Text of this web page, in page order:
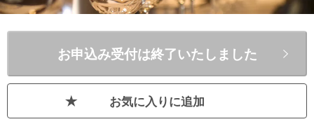
お気に入りに追加
お申込み受付は終了いたしました